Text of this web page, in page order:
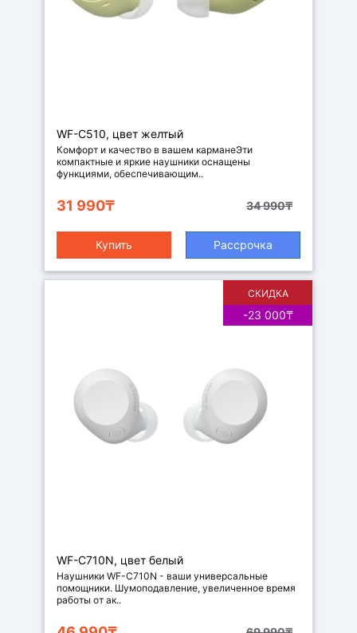
Наушники
WF-C510, цвет желтый
Комфорт и качество в вашем карманеЭти
компактные и яркие наушники оснащены
функциями, обеспечивающим..
34 990₸
31 990₸
Купить Рассрочка
СКИДКА
-23 000₸
Наушники
WF-C710N, цвет белый
Наушники WF-C710N - ваши универсальные
помощники. Шумоподавление, увеличенное время
работы от ак..